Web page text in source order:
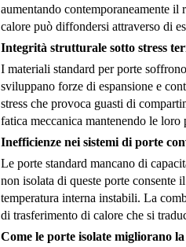
aumentando contemporaneamente
calore può diffondersi attraverso di
Integrità strutturale sotto stress
I materiali standard per porte
sviluppano forze di espansione e
stress che provoca guasti di
fatica meccanica mantenendo le
Inefficienze nei sistemi di porte
Le porte standard mancano di
non isolata di queste porte consente
temperatura interna instabili. La
di trasferimento di calore che si
Come le porte isolate migliorano